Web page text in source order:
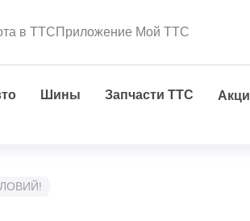
в ТТСПриложение Мой ТТС
Шины Запчасти ТТС